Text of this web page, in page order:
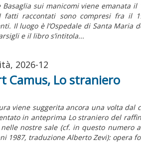
Basaglia sui manicomi viene emanata
fatti raccontati sono compresi fra il
Il luogo è l’Ospedale di Santa Maria
e il libro s’intitola...
2026-12
Camus, Lo straniero
viene suggerita ancora una volta dal
in anteprima Lo straniero del
nostre sale (cf. in questo numero
1987, traduzione Alberto Zevi): opera